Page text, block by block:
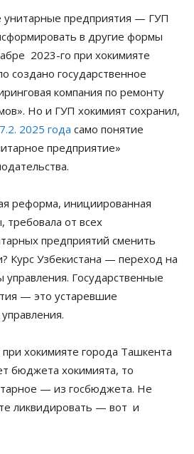
унитарные предприятия — ГУП
в другие формы
2023-го при хокимияте
создано государственное
компания по ремонту
Но и ГУП хокимият сохранил,
2025 года само понятие
предприятие»
реформа, инициированная
от всех
предприятий сменить
Курс Узбекистана — переход на
Государственные
— это устаревшие
при хокимияте города Ташкента
бюджета хокимията, то
— из госбюджета. Не
ликвидировать — вот и